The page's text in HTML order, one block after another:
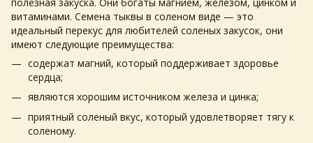
витаминами. Семена тыквы в соленом виде — это
идеальный перекус для любителей соленых закусок, они
имеют следующие преимущества:
содержат магний, который поддерживает здоровье
сердца;
являются хорошим источником железа и цинка;
приятный соленый вкус, который удовлетворяет тягу к
соленому.